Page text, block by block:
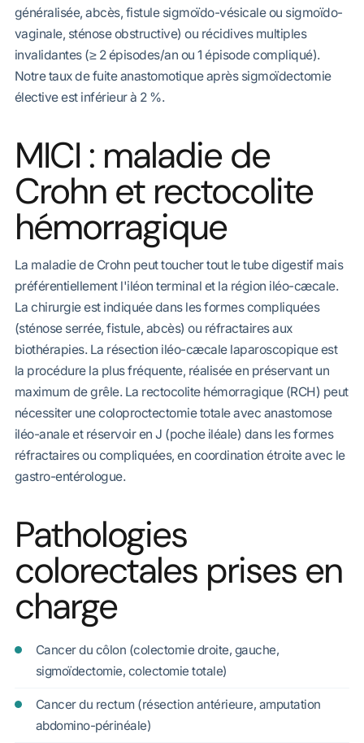
généralisée, abcès, fistule sigmoïdo-vésicale ou sigmoïdo-
vaginale, sténose obstructive) ou récidives multiples
invalidantes (≥ 2 épisodes/an ou 1 épisode compliqué).
Notre taux de fuite anastomotique après sigmoïdectomie
élective est inférieur à 2 %.
MICI : maladie de
Crohn et rectocolite
hémorragique
La maladie de Crohn peut toucher tout le tube digestif mais
préférentiellement l'iléon terminal et la région iléo-cæcale.
La chirurgie est indiquée dans les formes compliquées
(sténose serrée, fistule, abcès) ou réfractaires aux
biothérapies. La résection iléo-cæcale laparoscopique est
la procédure la plus fréquente, réalisée en préservant un
maximum de grêle. La rectocolite hémorragique (RCH) peut
nécessiter une coloproctectomie totale avec anastomose
iléo-anale et réservoir en J (poche iléale) dans les formes
réfractaires ou compliquées, en coordination étroite avec le
gastro-entérologue.
Pathologies
colorectales prises en
charge
Cancer du côlon (colectomie droite, gauche,
sigmoïdectomie, colectomie totale)
Cancer du rectum (résection antérieure, amputation
abdomino-périnéale)